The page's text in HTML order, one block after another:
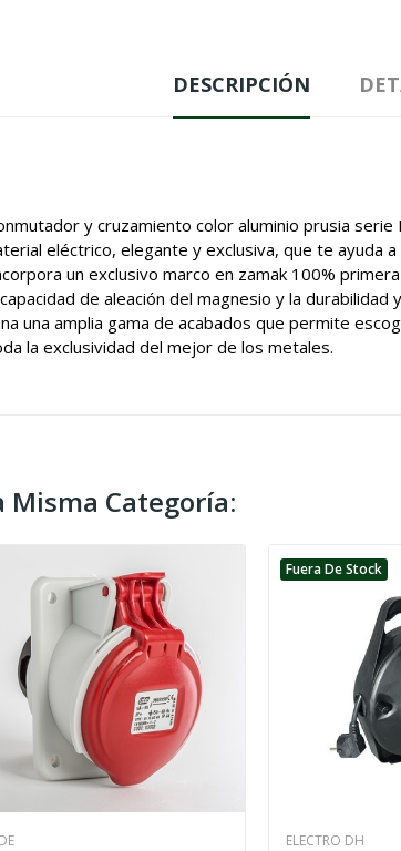
DESCRIPCIÓN
y cruzamiento color aluminio prusia
eléctrico, elegante y exclusiva, que te ayuda
un exclusivo marco en zamak 100%
de aleación del magnesio y la
una amplia gama de acabados que permite
la exclusividad del mejor de los metales.
Misma Categoría:
Fuera De Stock
ELECTRO DH